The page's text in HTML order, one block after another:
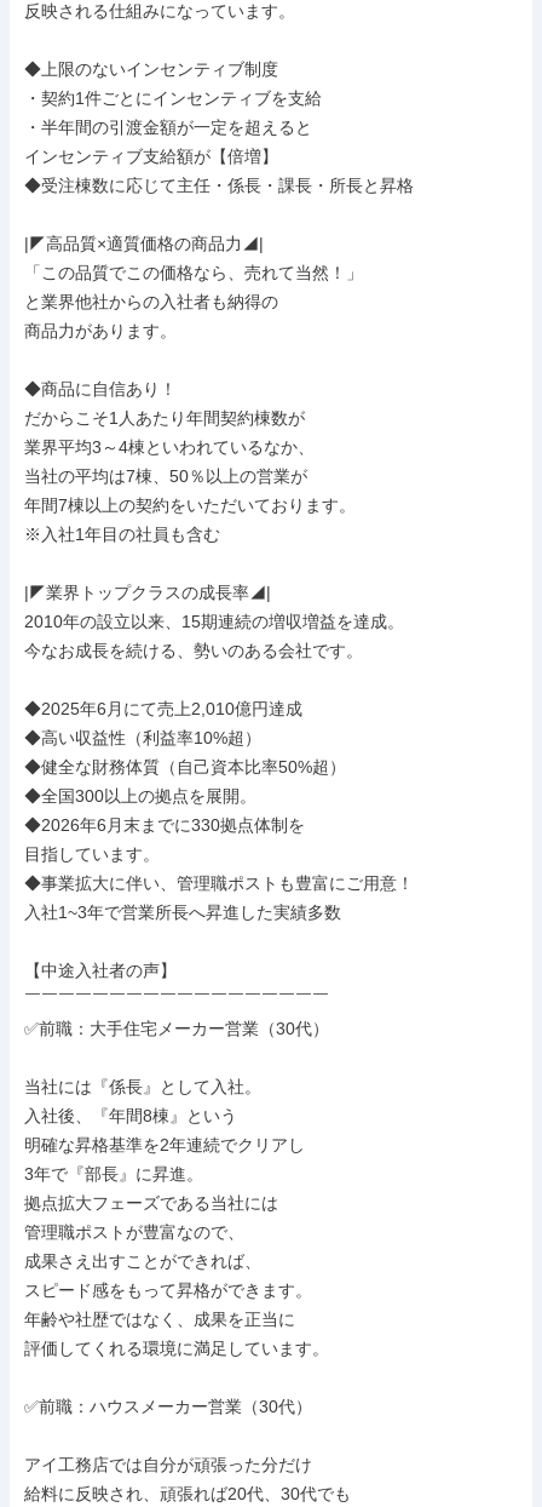
反映される仕組みになっています。
◆上限のないインセンティブ制度
・契約1件ごとにインセンティブを支給
・半年間の引渡金額が一定を超えると
インセンティブ支給額が【倍増】
◆受注棟数に応じて主任・係長・課長・所長と昇格
|◤高品質×適質価格の商品力◢|
「この品質でこの価格なら、売れて当然！」
と業界他社からの入社者も納得の
商品力があります。
◆商品に自信あり！
だからこそ1人あたり年間契約棟数が
業界平均3～4棟といわれているなか、
当社の平均は7棟、50％以上の営業が
年間7棟以上の契約をいただいております。
※入社1年目の社員も含む
|◤業界トップクラスの成長率◢|
2010年の設立以来、15期連続の増収増益を達成。
今なお成長を続ける、勢いのある会社です。
◆2025年6月にて売上2,010億円達成
◆高い収益性（利益率10%超）
◆健全な財務体質（自己資本比率50%超）
◆全国300以上の拠点を展開。
◆2026年6月末までに330拠点体制を
目指しています。
◆事業拡大に伴い、管理職ポストも豊富にご用意！
入社1~3年で営業所長へ昇進した実績多数
【中途入社者の声】
￣￣￣￣￣￣￣￣￣￣￣￣￣￣￣￣￣￣
✅前職：大手住宅メーカー営業（30代）
当社には『係長』として入社。
入社後、『年間8棟』という
明確な昇格基準を2年連続でクリアし
3年で『部長』に昇進。
拠点拡大フェーズである当社には
管理職ポストが豊富なので、
成果さえ出すことができれば、
スピード感をもって昇格ができます。
年齢や社歴ではなく、成果を正当に
評価してくれる環境に満足しています。
✅前職：ハウスメーカー営業（30代）
アイ工務店では自分が頑張った分だけ
給料に反映され、頑張れば20代、30代でも